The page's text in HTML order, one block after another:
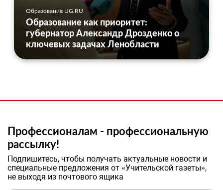
Образование UG.RU
Образование как приоритет:
губернатор Александр Дрозденко о
ключевых задачах Ленобласти
Профессионалам - профессиональную
рассылку!
Подпишитесь, чтобы получать актуальные новости и
специальные предложения от «Учительской газеты»,
не выходя из почтового ящика